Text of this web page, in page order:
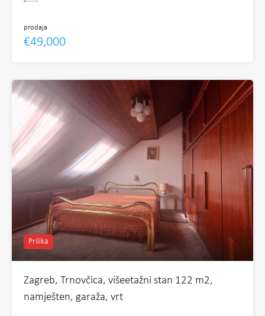
prodaja
€49,000
Prilika
Zagreb, Trnovčica, višeetažni stan 122 m2,
namješten, garaža, vrt